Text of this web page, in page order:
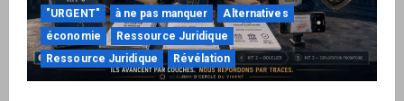
"URGENT" à ne pas manquer
Alternatives
économie
Ressource Juridique
Ressource Juridique
Révélation